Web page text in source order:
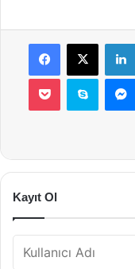
Facebook
X
Pocket Skype
Kayıt Ol